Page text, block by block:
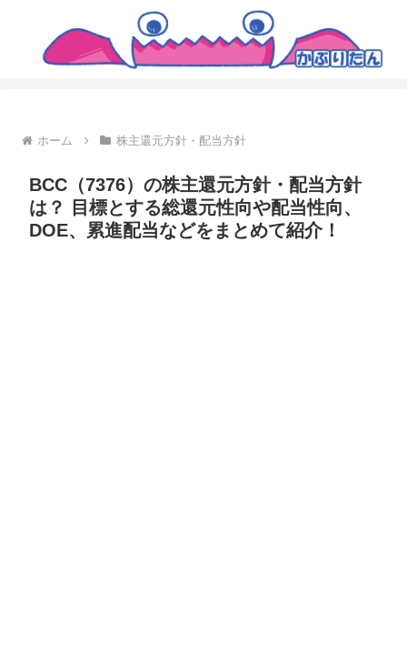
ホーム 株主還元方針・配当方針
BCC（7376）の株主還元方針・配当方針
は？ 目標とする総還元性向や配当性向、
DOE、累進配当などをまとめて紹介！